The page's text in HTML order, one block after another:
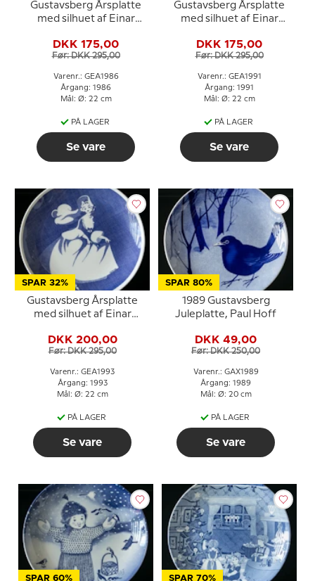
Gustavsberg Årsplatte
med silhuet af Einar
DKK 175,00
Før: DKK 295,00
Varenr.: GEA1986
Årgang: 1986
Mål: Ø: 22 cm
PÅ LAGER
Se vare
Gustavsberg Årsplatte
med silhuet af Einar
DKK 175,00
Før: DKK 295,00
Varenr.: GEA1991
Årgang: 1991
Mål: Ø: 22 cm
PÅ LAGER
Se vare
SPAR 32%
Gustavsberg Årsplatte
med silhuet af Einar
DKK 200,00
Før: DKK 295,00
Varenr.: GEA1993
Årgang: 1993
Mål: Ø: 22 cm
PÅ LAGER
Se vare
SPAR 80%
1989 Gustavsberg
Juleplatte, Paul Hoff
DKK 49,00
Før: DKK 250,00
Varenr.: GAX1989
Årgang: 1989
Mål: Ø: 20 cm
PÅ LAGER
Se vare
SPAR 60% SPAR 70%